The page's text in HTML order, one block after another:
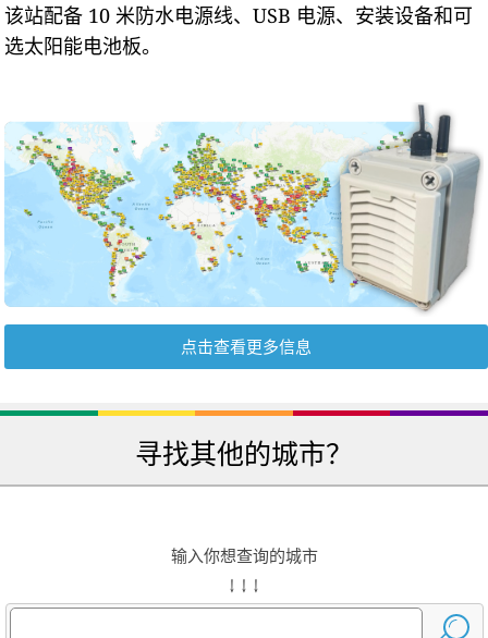
该站配备 10 米防水电源线、USB 电源、安装设备和可
选太阳能电池板。
点击查看更多信息
寻找其他的城市？
输入你想查询的城市
↓ ↓ ↓